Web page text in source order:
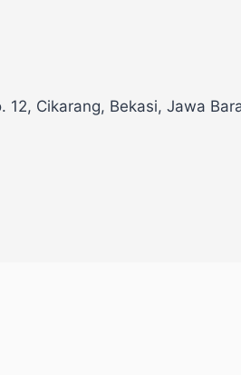
Cikarang, Bekasi, Jawa